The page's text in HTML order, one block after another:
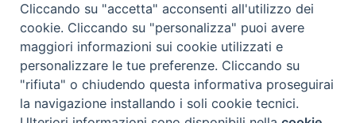
SEGUICI SU
Facebook
Instagram
X YouTube
Feed
Privacy Policy - trasparenza
Cliccando su "accetta" acconsenti all'utilizzo dei
cookie. Cliccando su "personalizza" puoi avere
maggiori informazioni sui cookie utilizzati e
personalizzare le tue preferenze. Cliccando su
"rifiuta" o chiudendo questa informativa proseguirai
la navigazione installando i soli cookie tecnici.